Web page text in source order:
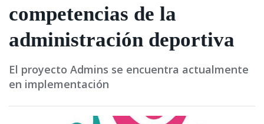
competencias de la
administración deportiva
El proyecto Admins se encuentra actualmente
en implementación